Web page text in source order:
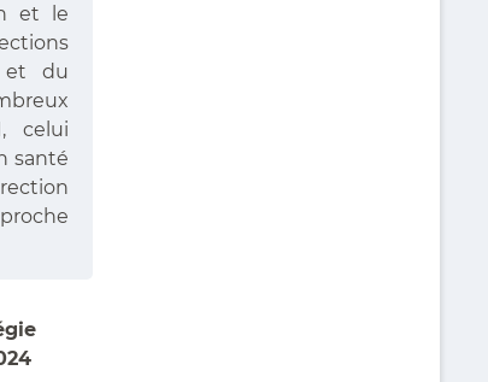
et le
et du
celui
santé